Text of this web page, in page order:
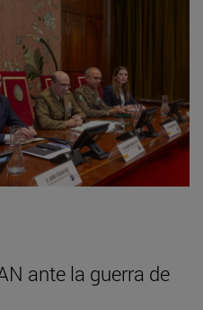
ante la guerra de